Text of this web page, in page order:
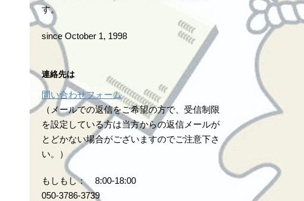
す。
since October 1, 1998
連絡先は
問い合わせフォーム
（メールでの返信をご希望の方で、受信制限
を設定している方は当方からの返信メールが
とどかない場合がございますのでご注意下さ
い。）
もしもし： 8:00-18:00
050-3786-3739